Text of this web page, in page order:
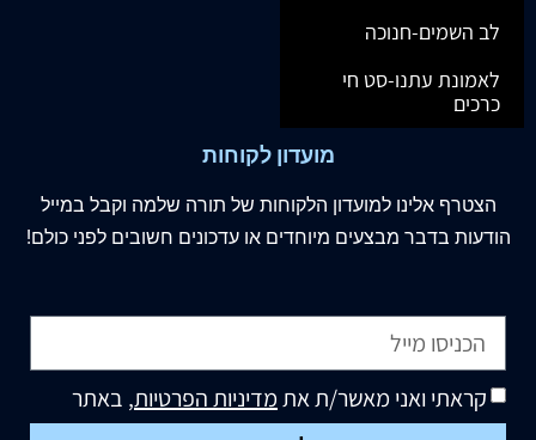
לב השמים-חנוכה
לאמונת עתנו-סט חי
כרכים
מועדון לקוחות
הצטרף אלינו למועדון הלקוחות של תורה שלמה וקבל במייל
הודעות בדבר מבצעים מיוחדים או עדכונים חשובים לפני כולם!
קראתי ואני מאשר/ת אתמדיניות הפרטיות, באתר